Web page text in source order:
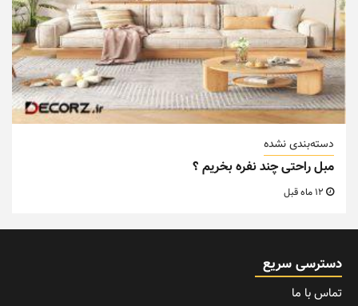
دسته‌بندی نشده
مبل راحتی چند نفره بخریم ؟
دسترسی سریع
تماس با ما